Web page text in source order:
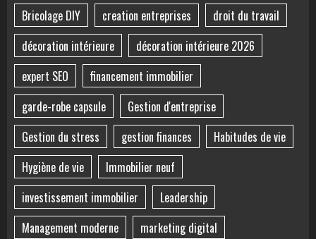
Bricolage DIY
creation entreprises
droit du travail
décoration intérieure
décoration intérieure 2026
expert SEO
financement immobilier
garde-robe capsule
Gestion d'entreprise
Gestion du stress
gestion finances
Habitudes de vie
Hygiène de vie
Immobilier neuf
investissement immobilier
Leadership
Management moderne
marketing digital